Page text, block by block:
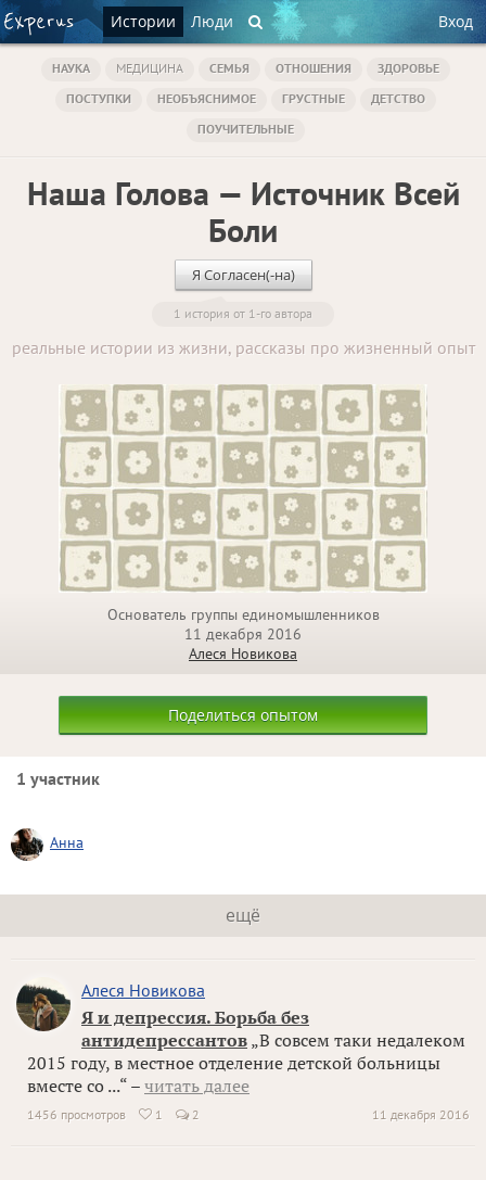
Истории Люди Вход
НАУКА МЕДИЦИНА СЕМЬЯ ОТНОШЕНИЯ
ЗДОРОВЬЕ
ПОСТУПКИ
НЕОБЪЯСНИМОЕ ГРУСТНЫЕ
ДЕТСТВО
ПОУЧИТЕЛЬНЫЕ
Наша Голова — Источник Всей
Боли
Я Согласен(-на)
1 история от 1-го автора
реальные истории из жизни, рассказы про жизненный опыт
Основатель группы единомышленников
11 декабря 2016
Алеся Новикова
Поделиться опытом
1 участник
Анна
ещё
Алеся Новикова
Я и депрессия. Борьба без
антидепрессантов „В совсем таки недалеком
2015 году, в местное отделение детской больницы
вместе со ...“ – читать далее
11 декабря 2016
1456 просмотров  1 2